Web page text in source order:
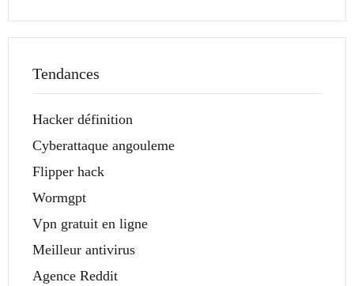
Tendances
Hacker définition
Cyberattaque angouleme
Flipper hack
Wormgpt
Vpn gratuit en ligne
Meilleur antivirus
Agence Reddit